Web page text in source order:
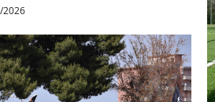
2026